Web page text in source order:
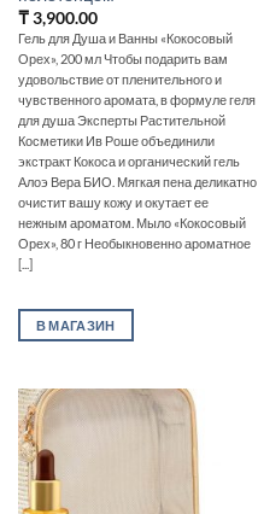
₸3,900.00
Гель для Душа и Ванны «Кокосовый
Орех», 200 мл Чтобы подарить вам
удовольствие от пленительного и
чувственного аромата, в формуле геля
для душа Эксперты Растительной
Косметики Ив Роше объединили
экстракт Кокоса и органический гель
Алоэ Вера БИО. Мягкая пена деликатно
очистит вашу кожу и окутает ее
нежным ароматом. Мыло «Кокосовый
Орех», 80 г Необыкновенно ароматное
[...]
В МАГАЗИН